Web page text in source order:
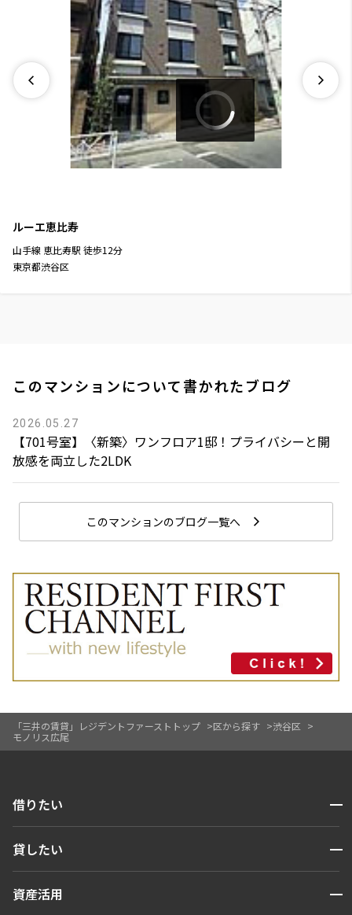
「三井の賃貸」レジデントファーストトップ 区から探す
渋谷区
モノリス広尾
ルーエ恵比寿
山手線 恵比寿駅 徒歩12分
東京都渋谷区
このマンションについて書かれたブログ
2026.05.27
【701号室】〈新築〉ワンフロア1邸！プライバシーと開
放感を両立した2LDK
このマンションのブログ一覧へ
借りたい 開閉
人気エリアから探す
貸したい 開閉
お問い合わせ
資産活用 開閉